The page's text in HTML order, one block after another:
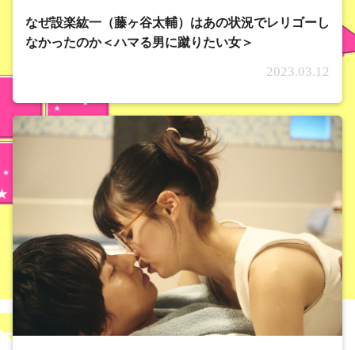
なぜ設楽紘一（藤ヶ谷太輔）はあの状況でレリゴーし
なかったのか＜ハマる男に蹴りたい女＞
2023.03.12